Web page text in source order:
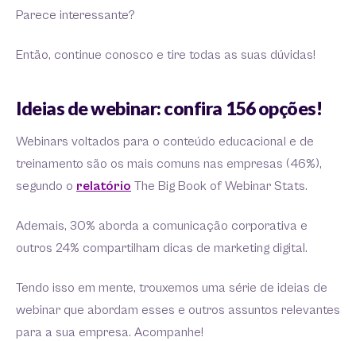
Parece interessante?
Então, continue conosco e tire todas as suas dúvidas!
Ideias de webinar: confira 156 opções!
Webinars voltados para o conteúdo educacional e de
treinamento são os mais comuns nas empresas (46%),
segundo o relatório The Big Book of Webinar Stats.
Ademais, 30% aborda a comunicação corporativa e
outros 24% compartilham dicas de marketing digital.
Tendo isso em mente, trouxemos uma série de ideias de
webinar que abordam esses e outros assuntos relevantes
para a sua empresa. Acompanhe!